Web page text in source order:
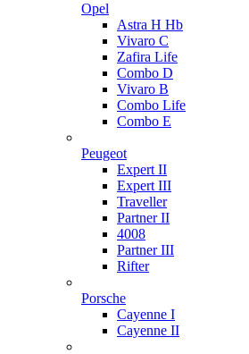
Opel
Astra H Hb
Vivaro C
Zafira Life
Combo D
Vivaro B
Combo Life
Combo E
Peugeot
Expert II
Expert III
Traveller
Partner II
4008
Partner III
Rifter
Porsche
Cayenne I
Cayenne II